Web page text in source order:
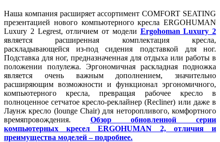
Наша компания расширяет ассортимент COMFORT SEATING
презентацией нового компьютерного кресла ERGOHUMAN
Luxury 2 Legrest, отличием от модели Ergohoman Luxury 2
является расширенная комплектация кресла,
раскладывающейся из-под сидения подставкой для ног.
Подставка для ног, предназначенная для отдыха или работы в
положении полулежа. Эргономичная раскладная подножка
является очень важным дополнением, значительно
расширяющим возможности и функционал эргономичного,
компьютерного кресла, превращая рабочее кресло в
полноценное сетчатое кресло-реклайнер (Recliner) или даже в
Лаунж кресло (lounge Chair) для неторопливого, комфортного
времяпровождения. Обзор обновленной серии
компьютерных кресел ERGOHUMAN 2, отличия и
преимущества моделей – подробнее.